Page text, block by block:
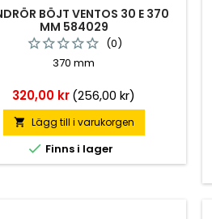
BÖJT VENTOS 30 E 370
MM 584029
(0)
370 mm
Pris
320,00 kr(256,00 kr)
 Lägg till i varukorgen
 Finns i lager